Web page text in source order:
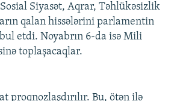
Siyasət, Aqrar, Təhlükəsizlik
qalan hissələrini parlamentin
etdi. Noyabrın 6-da isə Mili
toplaşacaqlar.
Bu, ötən ilə